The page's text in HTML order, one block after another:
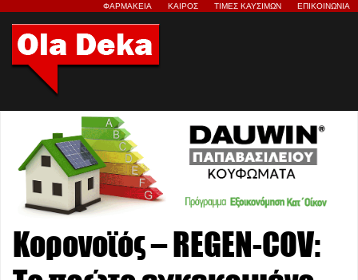
ΦΑΡΜΑΚΕΙΑ ΚΑΙΡΟΣ ΤΙΜΕΣ ΚΑΥΣΙΜΩΝ ΕΠΙΚΟΙΝΩΝΙΑ
Κορονοϊός – REGEN-COV: